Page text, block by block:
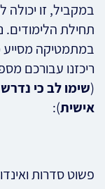
במקביל, זו
תחילת הלימודים.
במתמטיקה מסייע
ריכזנו עבורכם
(שימו לב כי
אישית):
פשוט סדרות